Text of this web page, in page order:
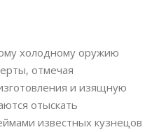
холодному оружию
отмечая
и изящную
отыскать
известных кузнецов